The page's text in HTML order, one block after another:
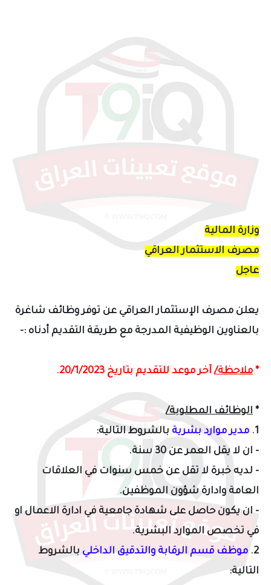
وزارة المالية
مصرف الاستثمار العراقي
عاجل
يعلن مصرف الإستثمار العراقي عن توفر وظائف شاغرة
بالعناوين الوظيفية المدرجة مع طريقة التقديم أدناه :-
* ملاحظة/آخر موعد للتقديم بتاريخ 20/1/2023.
* الوظائف المطلوبة/
1. مدير موارد بشرية بالشروط التالية:
- ان لا يقل العمر عن 30 سنة.
- لديه خبرة لا تقل عن خمس سنوات في العلاقات
العامة وادارة شؤون الموظفين.
- ان يكون حاصل على شهادة جامعية في ادارة الاعمال او
في تخصص الموارد البشرية.
2. موظف قسم الرقابة والتدقيق الداخلي بالشروط
التالية: